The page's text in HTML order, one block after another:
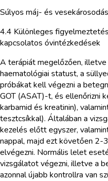
Súlyos máj- és
4.4 Különleges
kapcsolatos óvintézkedések
A terápiát megelőzően,
haematológiai statust, a
próbákat kell végezni a
GOT (ASAT)-t, és ellenőrizni
karbamid és kreatinin),
tesztcsíkkal). Általában a
kezelés előtt egyszer,
nappal, majd ezt követően 2-
elvégezni. Normális lelet
vizsgálatot végezni, illetve a
azonnal újabb kontrollra van